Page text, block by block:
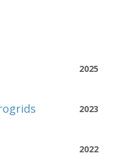
2025
2023
2022